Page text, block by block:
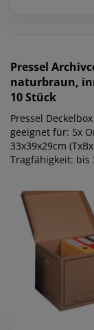
Pressel
naturbraun,
10 Stück
Pressel
geeignet für: 5x
33x39x29cm
Tragfähigkeit: bis